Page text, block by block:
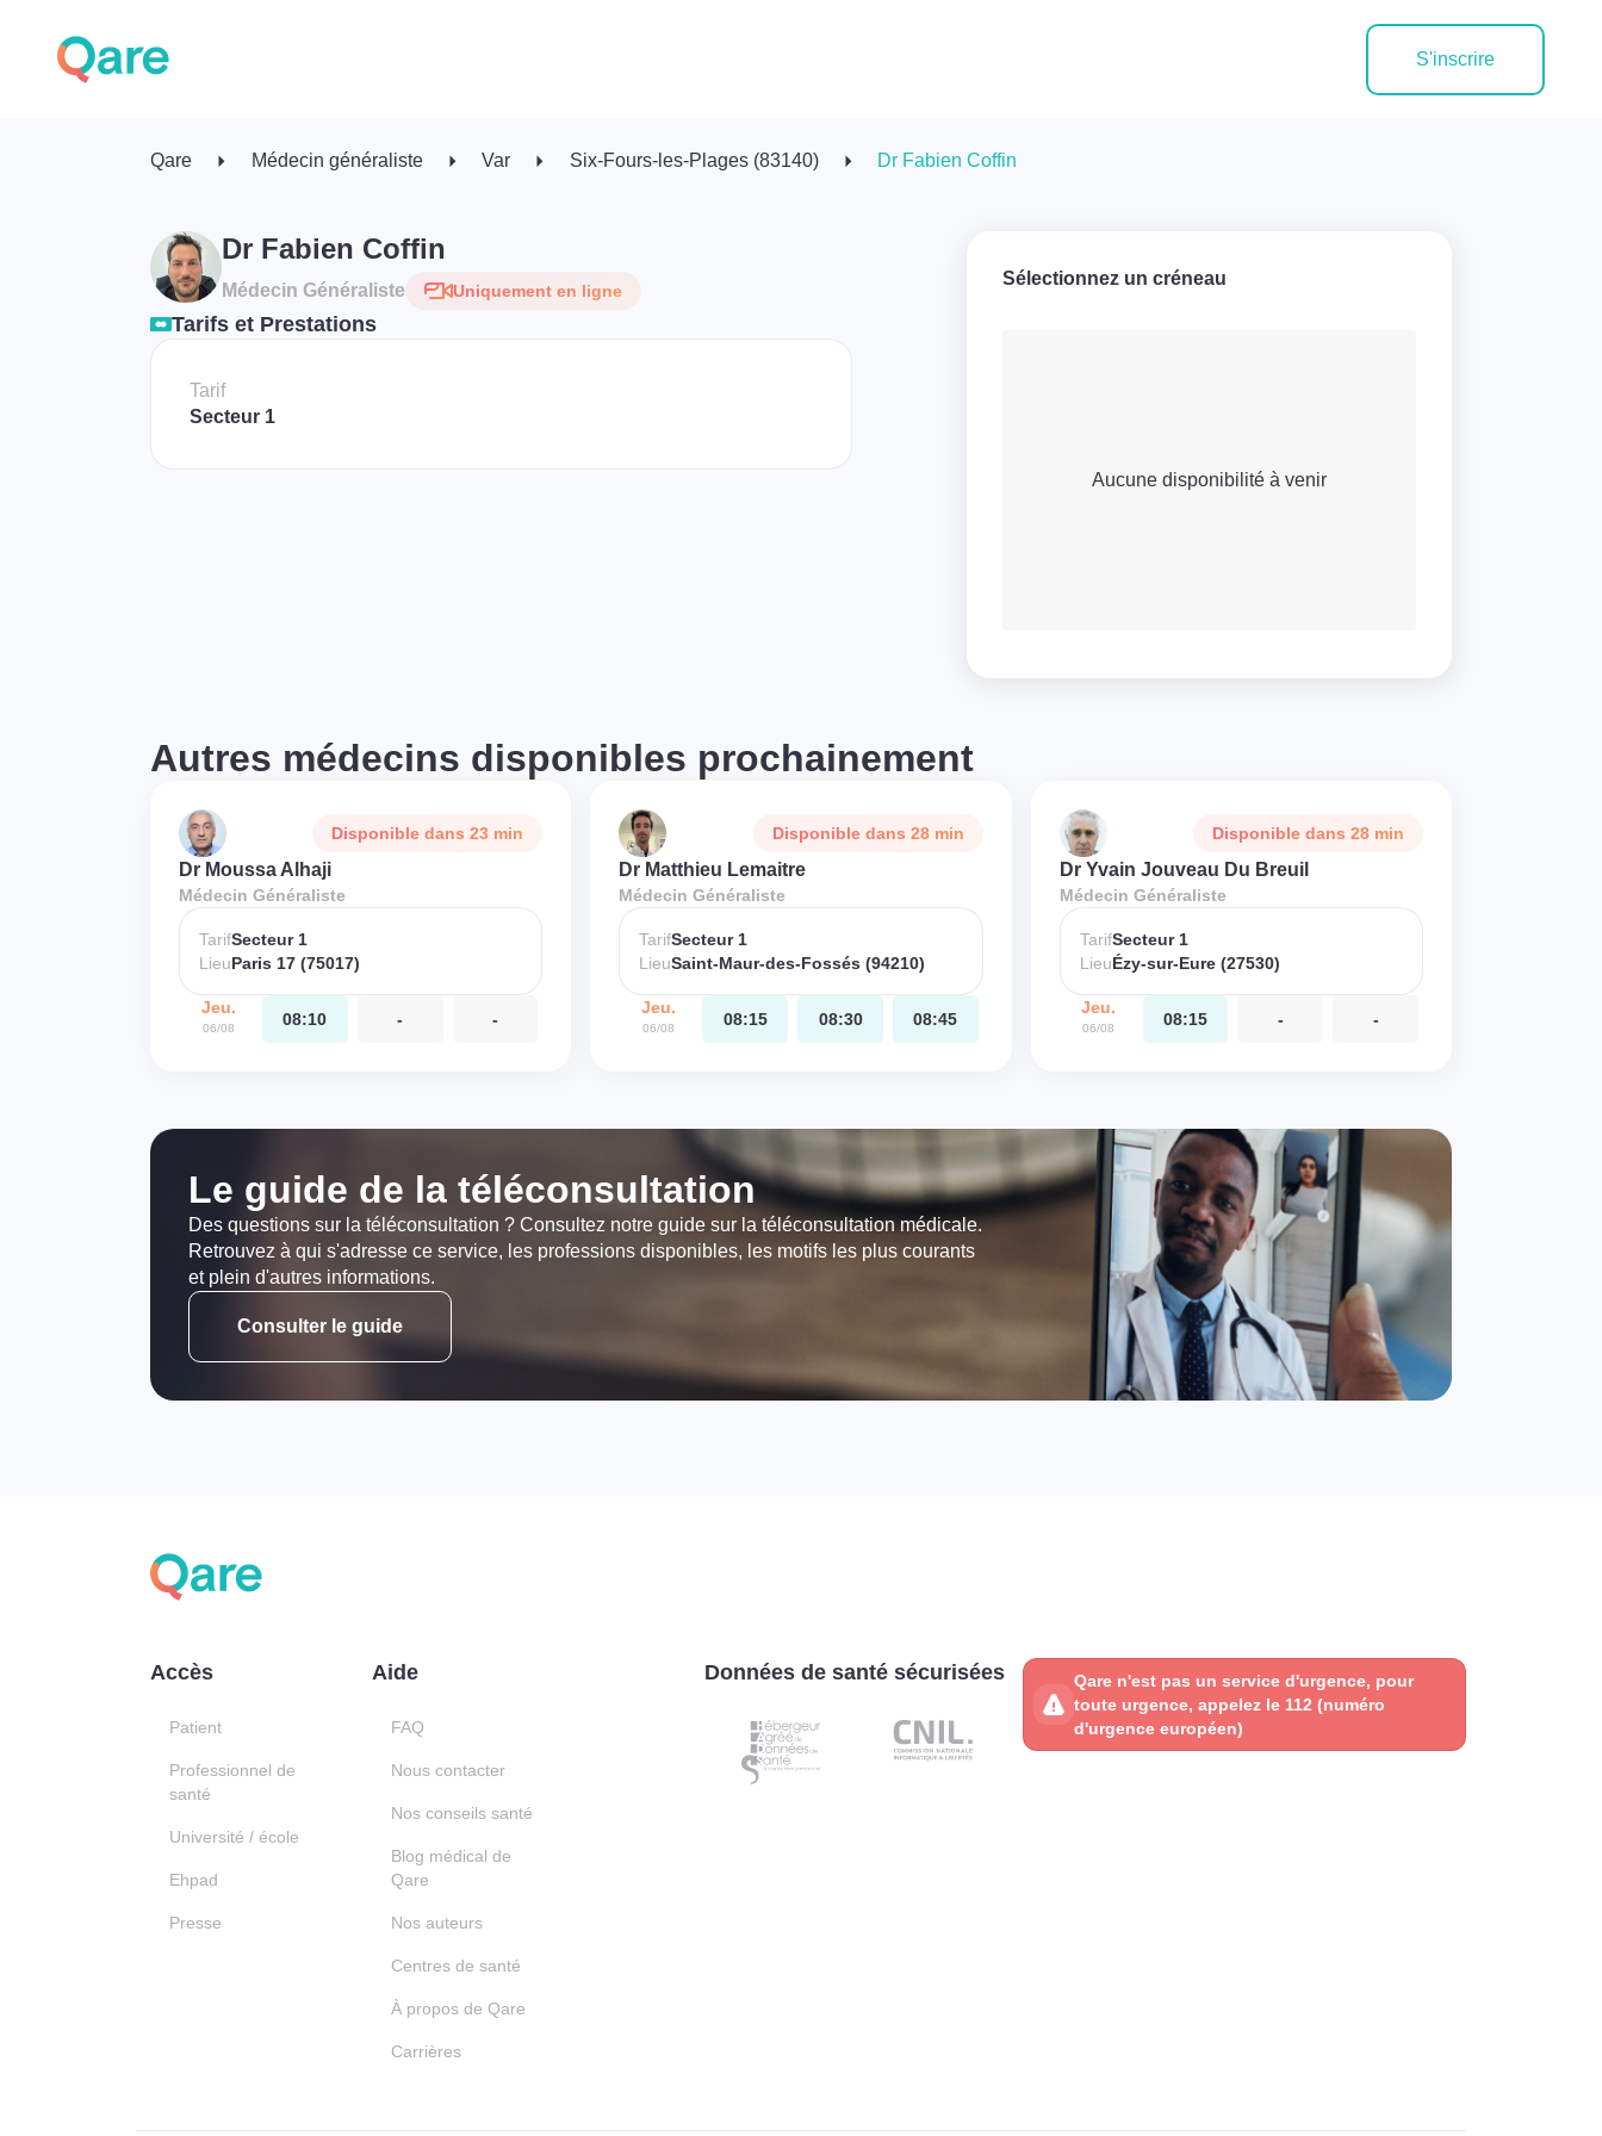
S'inscrire
Qare Médecin généraliste Var Six-Fours-les-Plages (83140) Dr Fabien Coffin
Dr Fabien Coffin
Médecin Généraliste Uniquement en ligne
Tarifs et Prestations
Tarif
Secteur 1
Sélectionnez un créneau
Aucune disponibilité à venir
Autres médecins disponibles prochainement
Disponible dans 23 min
Dr Moussa Alhaji
Médecin Généraliste
TarifSecteur 1
LieuParis 17 (75017)
Jeu.
06/08 08:10 - -
Disponible dans 28 min
Dr Matthieu Lemaitre
Médecin Généraliste
TarifSecteur 1
LieuSaint-Maur-des-Fossés (94210)
Jeu.
06/08 08:15 08:30 08:45
Disponible dans 28 min
Dr Yvain Jouveau Du Breuil
Médecin Généraliste
TarifSecteur 1
LieuÉzy-sur-Eure (27530)
Jeu.
06/08 08:15 - -
Le guide de la téléconsultation
Des questions sur la téléconsultation ? Consultez notre guide sur la téléconsultation médicale.
Retrouvez à qui s'adresse ce service, les professions disponibles, les motifs les plus courants
et plein d'autres informations.
Consulter le guide
Accès
Patient
Professionnel de
santé
Université / école
Ehpad
Presse
Aide
FAQ
Nous contacter
Nos conseils santé
Blog médical de
Qare
Nos auteurs
Centres de santé
À propos de Qare
Carrières
Données de santé sécurisées
Qare n'est pas un service d'urgence, pour
toute urgence, appelez le 112 (numéro
d'urgence européen)